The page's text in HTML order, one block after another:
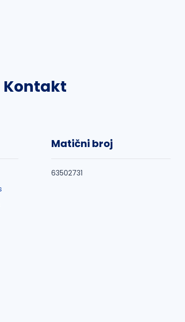
Kontakt
Matični broj
63502731